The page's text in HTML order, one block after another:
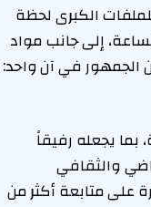
الكبرى لحظة
إلى جانب مواد
الجمهور في آن واحد:
يجعله رفيقاً
والثقافي
على متابعة أكثر من